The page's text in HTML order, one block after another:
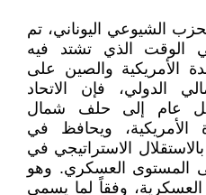
الشيوعي اليوناني، تم
الوقت الذي تشتد فيه
الأمريكية والصين على
الدولي، فإن الاتحاد
عام إلى حلف شمال
الأمريكية، ويحافظ في
الاستراتيجي في
المستوى العسكري. وهو
وفقاً لما يسمى